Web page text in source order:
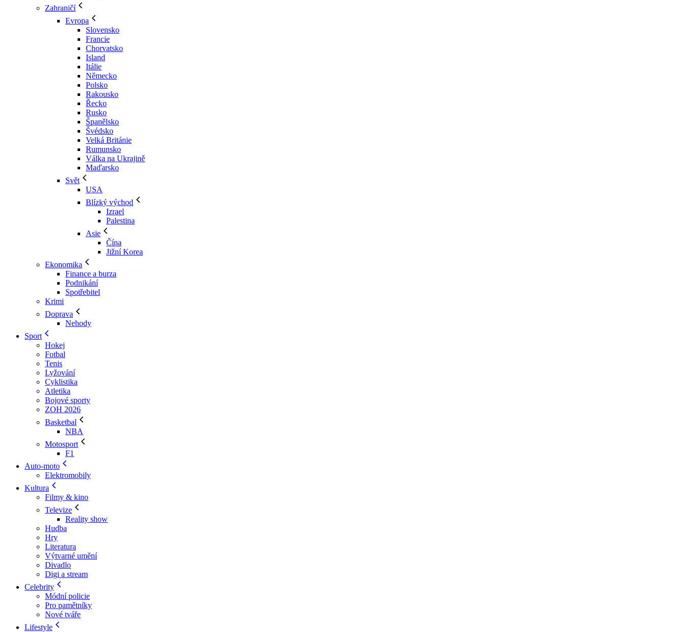
Zahraničí
Evropa
Slovensko
Francie
Chorvatsko
Island
Itálie
Německo
Polsko
Rakousko
Řecko
Rusko
Španělsko
Švédsko
Velká Británie
Rumunsko
Válka na Ukrajině
Maďarsko
Svět
USA
Blízký východ
Izrael
Palestina
Asie
Čína
Jižní Korea
Ekonomika
Finance a burza
Podnikání
Spotřebitel
Krimi
Doprava
Nehody
Sport
Hokej
Fotbal
Tenis
Lyžování
Cyklistika
Atletika
Bojové sporty
ZOH 2026
Basketbal
NBA
Motosport
F1
Auto-moto
Elektromobily
Kultura
Filmy & kino
Televize
Reality show
Hudba
Hry
Literatura
Výtvarné umění
Divadlo
Digi a stream
Celebrity
Módní policie
Pro pamětníky
Nové tváře
Lifestyle